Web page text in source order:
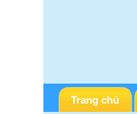
Trang chủ